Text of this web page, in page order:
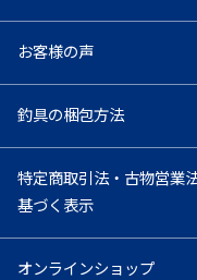
お客様の声
釣具の梱包方法
特定商取引法・古物営業
基づく表示
オンラインショップ